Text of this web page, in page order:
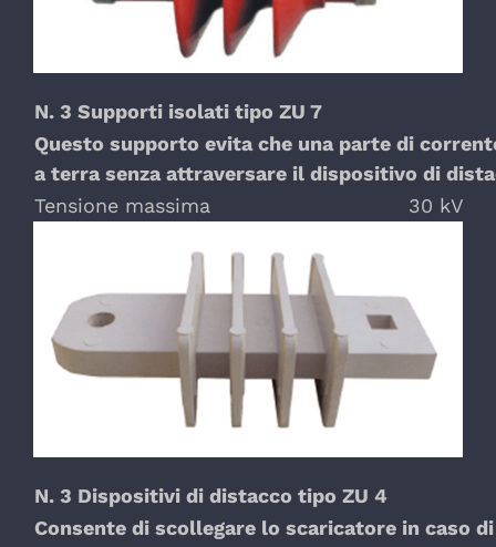
N. 3 Supporti isolati tipo ZU 7
Questo supporto evita che una parte di
a terra senza attraversare il dispositivo di
Tensione massima
30 kV
N. 3 Dispositivi di distacco tipo ZU 4
Consente di scollegare lo scaricatore in caso